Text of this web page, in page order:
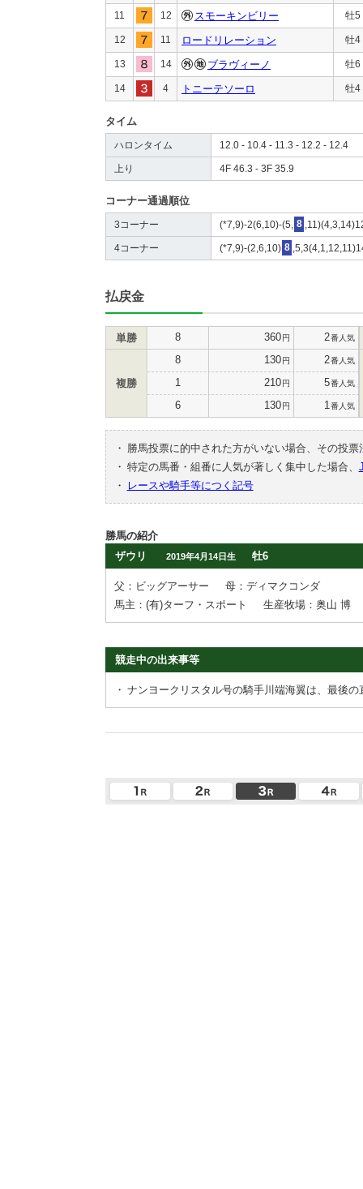
11 12 スモーキンビリー 牡5
12 11 ロードリレーション 牡4
13 14 ブラヴィーノ 牡6
14 4 トニーテソーロ 牡4
タイム
ハロンタイム 12.0 - 10.4 - 11.3 - 12.2 - 12.4
上り 4F 46.3 - 3F 35.9
コーナー通過順位
3コーナー (*7,9)-2(6,10)-(5, 8
4コーナー (*7,9)-(2,6,10) 8
払戻金
単勝 8 360円 2番人気
複勝
8 130円 2番人気
1 210円 5番人気
6 130円 1 番人気
・
勝馬投票に的中された方がいない場合、その投
・ 特定の馬番・組番に人気が著しく集中した場合、
・
レースや騎手等につく記号
勝馬の紹介
ザウリ
2019年4月14日生 牡6
父：ビッグアーサー
母：ディマクコンダ
馬主：(有)ターフ・スポート
生産牧場：奥山 博
競走中の出来事等
・ ナンヨークリスタル号の騎手川端海翼は、最後